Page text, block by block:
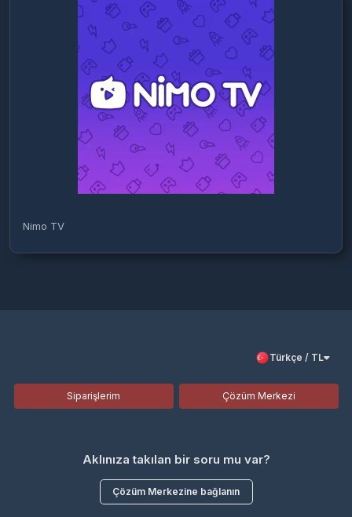
Nimo TV
Türkçe / TL
Siparişlerim Çözüm Merkezi
Aklınıza takılan bir soru mu var?
Çözüm Merkezine bağlanın